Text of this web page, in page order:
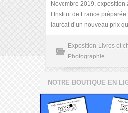
Novembre 2019, exposition
l’Institut de France
lauréat d’un nouveau prix
Exposition Livres et
Photographie
NOTRE BOUTIQUE EN